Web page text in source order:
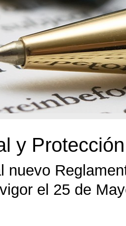
y
nuevo
el 25 de